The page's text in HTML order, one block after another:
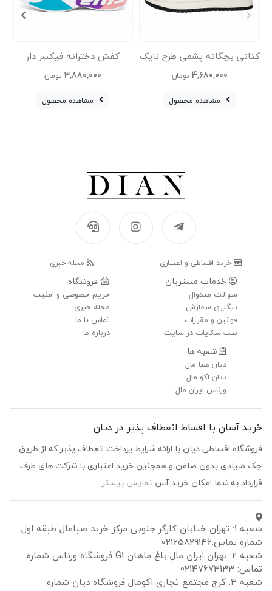
کتانی بچگانه پشمی طرح نایک
Nike Jordan
4,680,000 تومان
مشاهده محصول
کفش دخترانه فیکسر دار
وارداتی
3,880,000 تومان
مشاهده محصول
خرید اقساطی و اعتباری مجله خبری
خدمات مشتریان
سوالات متدوال
پیگیری سفارش
قوانین و مقررات
ثبت شکایات در سایت
فروشگاه
حریم خصوصی و امنیت
مجله خبری
تماس با ما
درباره ما
شعبه ها
دیان صبا مال
دیان اکو مال
ورناس ایران مال
خرید آسان با اقساط انعطاف پذیر در دیان
فروشگاه اقساطی دیان با ارائه شرایط پرداخت انعطاف پذیر که از طریق
چک صیادی بدون ضامن و همچنین خرید اعتباری با شرکت های طرف
قرارداد به شما امکان خرید آس نمایش بیشتر
شعبه ۱: تهران خیابان کارگر جنوبی مرکز خرید صبامال طبقه اول
شماره تماس:02165829146
شعبه ۲: تهران ایران مال باغ ماهان G1 فروشگاه ورناس شماره
تماس: 02147673133
شعبه ۳: کرج مجتمع تجاری اکومال فروشگاه دیان شماره